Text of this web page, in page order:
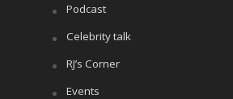
Podcast
Celebrity talk
RJ’s Corner
Events